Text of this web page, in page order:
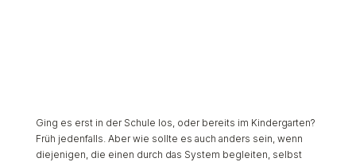
Ging es erst in der Schule los, oder bereits im Kindergarten?
Früh jedenfalls. Aber wie sollte es auch anders sein, wenn
diejenigen, die einen durch das System begleiten, selbst